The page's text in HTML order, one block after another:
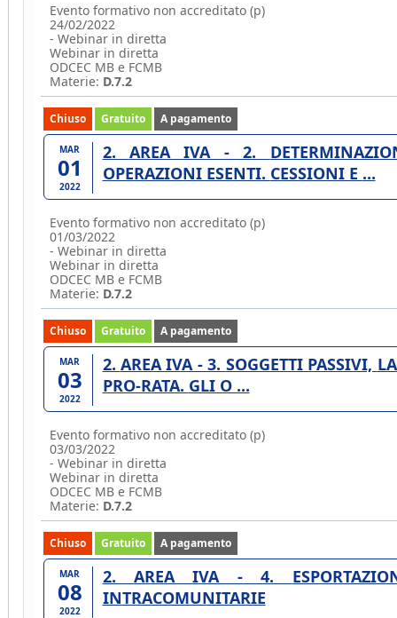
Evento formativo non accreditato (p)
24/02/2022
- Webinar in diretta
Webinar in diretta
ODCEC MB e FCMB
Materie: D.7.2
Chiuso Gratuito A pagamento
MAR
01
2022
2. AREA IVA - 2. DETERMINAZIONE DELLA BASE IMPONIBILE. ALIQUOTE.
OPERAZIONI ESENTI. CESSIONI E ...
Evento formativo non accreditato (p)
01/03/2022
- Webinar in diretta
Webinar in diretta
ODCEC MB e FCMB
Materie: D.7.2
Chiuso Gratuito A pagamento
MAR
03
2022
2. AREA IVA - 3. SOGGETTI PASSIVI, LA RIVALSA, LA DETRAZIONE, IL RIMBORSO, IL
PRO-RATA. GLI O ...
Evento formativo non accreditato (p)
03/03/2022
- Webinar in diretta
Webinar in diretta
ODCEC MB e FCMB
Materie: D.7.2
Chiuso Gratuito A pagamento
MAR
08
2022
2. AREA IVA - 4. ESPORTAZIONI ED IMPORTAZIONI. LE OPERAZIONI
INTRACOMUNITARIE